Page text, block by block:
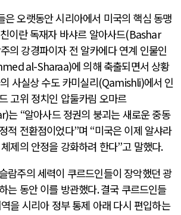
은 오랫동안 시리아에서 미국의 핵심 동맹
이란 독재자 바샤르 알아사드(Bashar
의 강경파이자 전 알카에다 연계 인물인
al-Sharaa)에 의해 축출되면서 상황
사실상 수도 카미실리(Qamishli)에서 인
고위 정치인 압둘카림 오마르
는 “알아사드 정권의 붕괴는 새로운 중동
적 전환점이었다”며 “미국은 이제 알샤라
제의 안정을 강화하려 한다”고 말했다.
람주의 세력이 쿠르드인들이 장악했던 광
는 동안 이를 방관했다.결국 쿠르드인들
을 시리아 정부 통제 아래 다시 편입하는